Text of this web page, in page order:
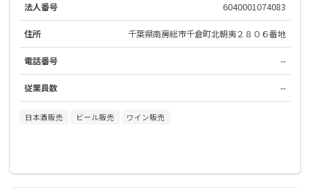
法人番号 6040001074083
住所 千葉県南房総市千倉町北朝夷２８０６番地
電話番号 --
従業員数 --
日本酒販売 ビール販売 ワイン販売